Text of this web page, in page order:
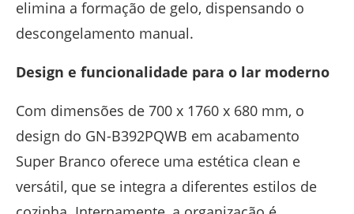
elimina a formação de gelo, dispensando o
descongelamento manual.
Design e funcionalidade para o lar moderno
Com dimensões de 700 x 1760 x 680 mm, o
design do GN-B392PQWB em acabamento
Super Branco oferece uma estética clean e
versátil, que se integra a diferentes estilos de